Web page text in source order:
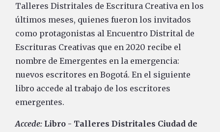
Talleres Distritales de Escritura Creativa en los
últimos meses, quienes fueron los invitados
como protagonistas al Encuentro Distrital de
Escrituras Creativas que en 2020 recibe el
nombre de Emergentes en la emergencia:
nuevos escritores en Bogotá. En el siguiente
libro accede al trabajo de los escritores
emergentes.
Accede: Libro - Talleres Distritales Ciudad de